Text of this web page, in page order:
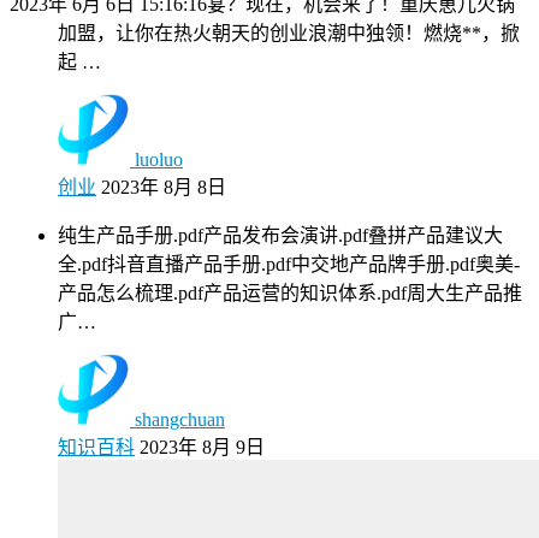
加盟，让你在热火朝天的创业浪潮中独领！燃烧**，掀
起 …
luoluo
创业 2023年 8月 8日
纯生产品手册.pdf产品发布会演讲.pdf叠拼产品建议大
全.pdf抖音直播产品手册.pdf中交地产品牌手册.pdf奥美-
产品怎么梳理.pdf产品运营的知识体系.pdf周大生产品推
广…
shangchuan
知识百科 2023年 8月 9日